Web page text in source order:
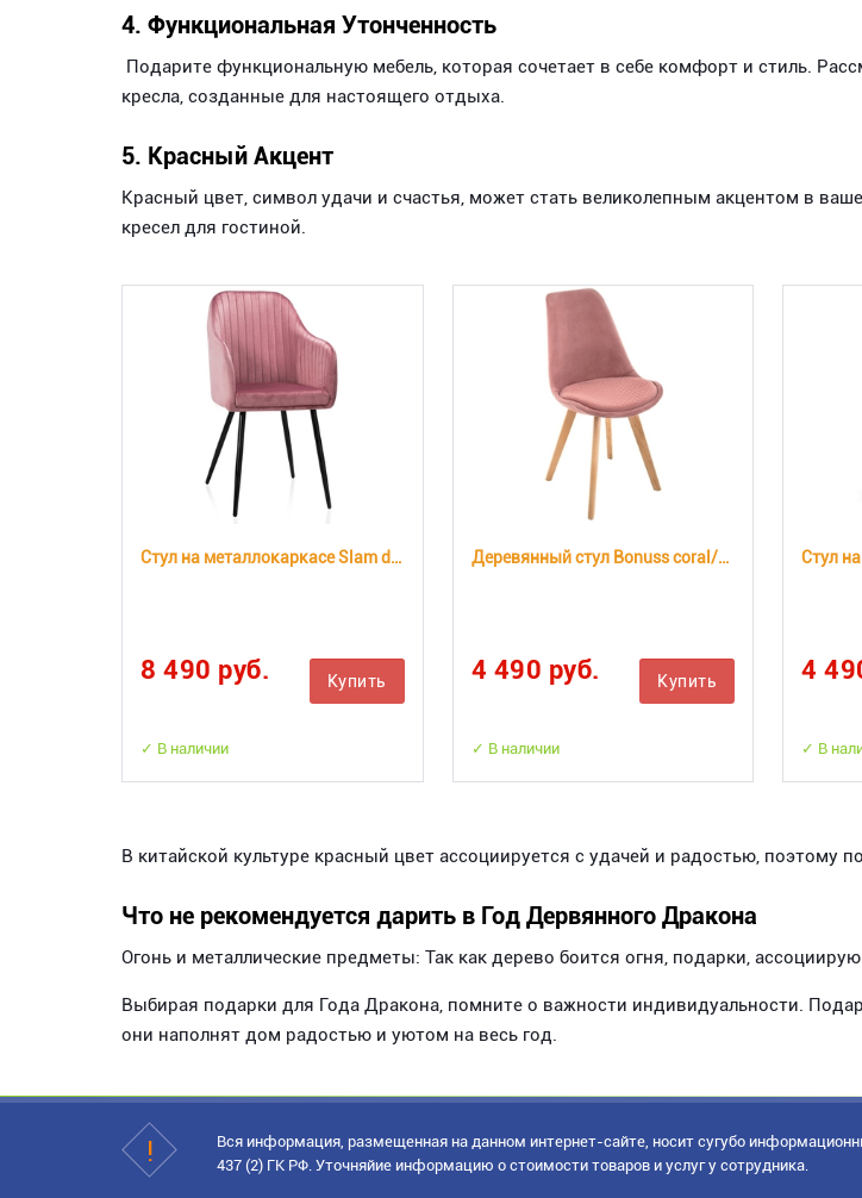
4. Функциональная Утонченность
Подарите функциональную мебель, которая сочетает в себе комфорт и стиль.
кресла, созданные для настоящего отдыха.
5. Красный Акцент
Красный цвет, символ удачи и счастья, может стать великолепным акцентом в
кресел для гостиной.
Стул на металлокаркасе Slam dark pink (Арт.11894)
8 490 руб. Купить
✓ В наличии
Деревянный стул Bonuss coral/wood (Арт.15225)
4 490 руб. Купить
✓ В наличии
4
✓ В
В китайской культуре красный цвет ассоциируется с удачей и радостью, поэтому
Что не рекомендуется дарить в Год Дервянного Дракона
Огонь и металлические предметы: Так как дерево боится огня, подарки,
Выбирая подарки для Года Дракона, помните о важности индивидуальности.
они наполнят дом радостью и уютом на весь год.
Вся информация, размещенная на данном интернет-сайте, носит сугубо
437 (2) ГК РФ. Уточняйие информацию о стоимости товаров и услуг у сотрудника.